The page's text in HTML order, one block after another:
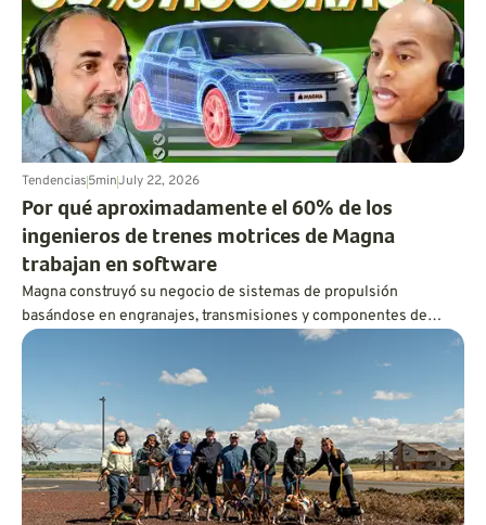
superpuestos, controles redundantes, una capacidad de
procesamiento más potente y un enfoque mucho más
exhaustivo en las pruebas.
Tendencias5minJuly 22, 2026
Por qué aproximadamente el 60% de los
ingenieros de trenes motrices de Magna
trabajan en software
Magna construyó su negocio de sistemas de propulsión
basándose en engranajes, transmisiones y componentes de
tracción a las cuatro ruedas. Hoy en día, aproximadamente el 60
por ciento de su plantilla de ingeniería de sistemas de
propulsión trabaja en software, utilizando código, inteligencia
artificial y gemelos digitales para mejorar el rendimiento de los
vehículos eléctricos e híbridos.